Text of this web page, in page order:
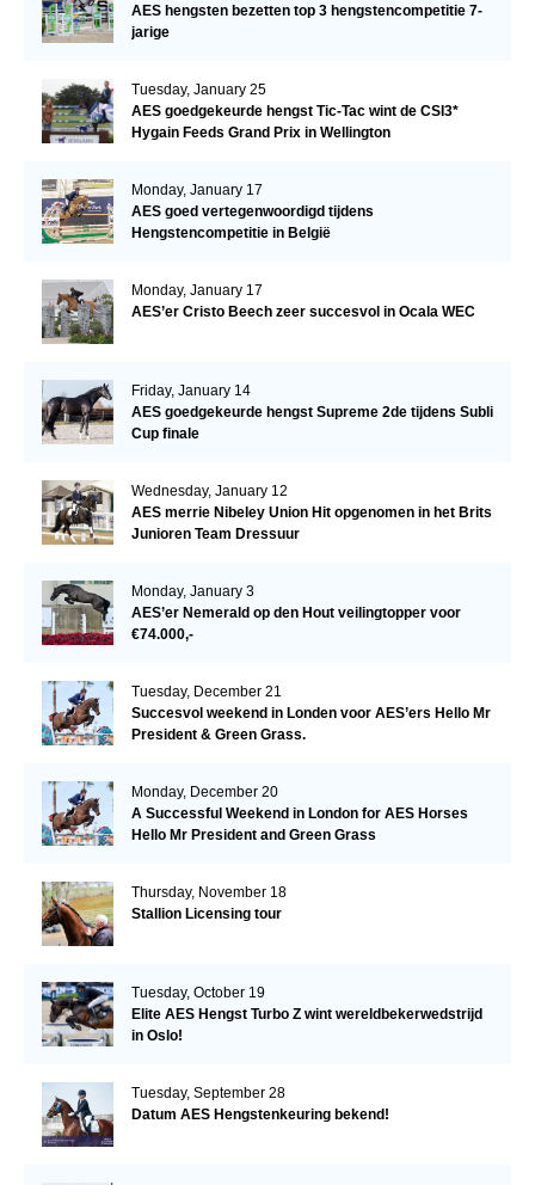
AES hengsten bezetten top 3 hengstencompetitie 7-
jarige
Tuesday, January 25
AES goedgekeurde hengst Tic-Tac wint de CSI3*
Hygain Feeds Grand Prix in Wellington
Monday, January 17
AES goed vertegenwoordigd tijdens
Hengstencompetitie in België
Monday, January 17
AES’er Cristo Beech zeer succesvol in Ocala WEC
Friday, January 14
AES goedgekeurde hengst Supreme 2de tijdens Subli
Cup finale
Wednesday, January 12
AES merrie Nibeley Union Hit opgenomen in het Brits
Junioren Team Dressuur
Monday, January 3
AES’er Nemerald op den Hout veilingtopper voor
€74.000,-
Tuesday, December 21
Succesvol weekend in Londen voor AES’ers Hello Mr
President & Green Grass.
Monday, December 20
A Successful Weekend in London for AES Horses
Hello Mr President and Green Grass
Thursday, November 18
Stallion Licensing tour
Tuesday, October 19
Elite AES Hengst Turbo Z wint wereldbekerwedstrijd
in Oslo!
Tuesday, September 28
Datum AES Hengstenkeuring bekend!